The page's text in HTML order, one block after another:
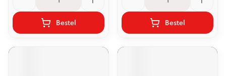
Bestel Bestel